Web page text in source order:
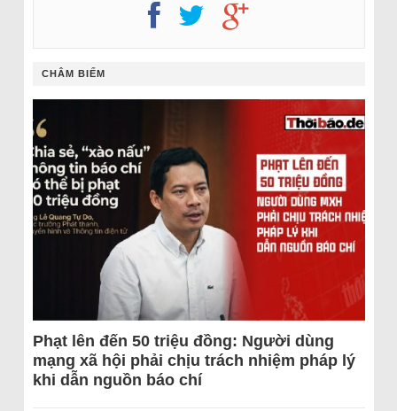
CHÂM BIẾM
Phạt lên đến 50 triệu đồng: Người dùng
mạng xã hội phải chịu trách nhiệm pháp lý
khi dẫn nguồn báo chí